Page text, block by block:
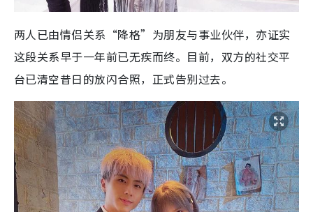
两人已由情侣关系“降格”为朋友与事业伙伴，亦证实
这段关系早于一年前已无疾而终。目前，双方的社交平
台已清空昔日的放闪合照，正式告别过去。